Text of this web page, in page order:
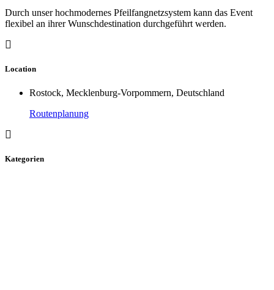
Durch unser hochmodernes Pfeilfangnetzsystem kann das Event
flexibel an ihrer Wunschdestination durchgeführt werden.
Location
Rostock, Mecklenburg-Vorpommern, Deutschland
Routenplanung
Kategorien